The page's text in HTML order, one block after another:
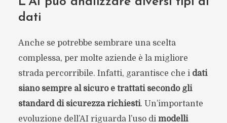
dati
Anche se potrebbe sembrare una scelta
complessa, per molte aziende è la migliore
strada percorribile. Infatti, garantisce che i dati
siano sempre al sicuro e trattati secondo gli
standard di sicurezza richiesti. Un’importante
evoluzione dell’AI riguarda l’uso di modelli